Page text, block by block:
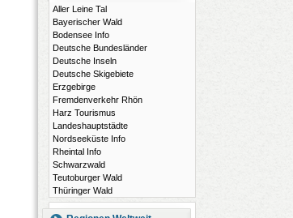
Aller Leine Tal
Bayerischer Wald
Bodensee Info
Deutsche Bundesländer
Deutsche Inseln
Deutsche Skigebiete
Erzgebirge
Fremdenverkehr Rhön
Harz Tourismus
Landeshauptstädte
Nordseeküste Info
Rheintal Info
Schwarzwald
Teutoburger Wald
Thüringer Wald